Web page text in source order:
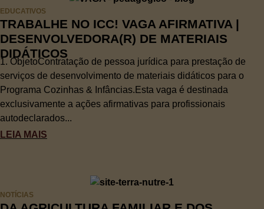
EDUCATIVOS
TRABALHE NO ICC! VAGA AFIRMATIVA |
DESENVOLVEDORA(R) DE MATERIAIS
DIDÁTICOS
1. ObjetoContratação de pessoa jurídica para prestação de
serviços de desenvolvimento de materiais didáticos para o
Programa Cozinhas & Infâncias.Esta vaga é destinada
exclusivamente a ações afirmativas para profissionais
autodeclarados...
LEIA MAIS
NOTÍCIAS